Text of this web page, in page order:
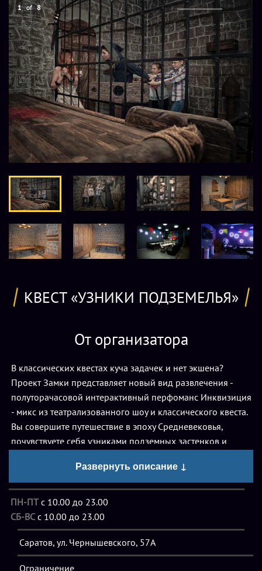
1 of 8
КВЕСТ «УЗНИКИ ПОДЗЕМЕЛЬЯ»
От организатора
В классических квестах куча задачек и нет экшена?
Проект Замки представляет новый вид развлечения -
полуторачасовой интерактивный перфоманс Инквизиция
- микс из театрализованного шоу и классического квеста.
Вы совершите путешествие в эпоху Средневековья,
почувствуете себя узниками подземных застенков и
замков Европы.
Описание
Квест «Узники подземелья» в Саратове- одна из версий
локации «Инквизиция», расположенной в том же
помещении, по тому же адресу, но с измененным сюжетом
Развернуть описание ↓
ПН-ПТс 10.00 до 23.00
СБ-ВС с 10.00 до 23.00
Саратов, ул. Чернышевского, 57А
Ограничение